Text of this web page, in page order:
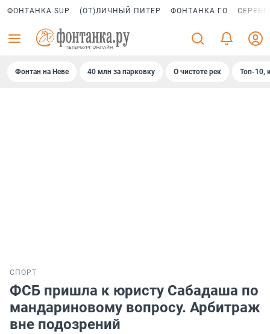
ФОНТАНКА SUP (ОТ)ЛИЧНЫЙ ПИТЕР ФОНТАНКА ГО
Фонтан на Неве 40 млн за парковку О чистоте рек Топ-10,
СПОРТ
ФСБ пришла к юристу Сабадаша по
мандариновому вопросу. Арбитраж
вне подозрений